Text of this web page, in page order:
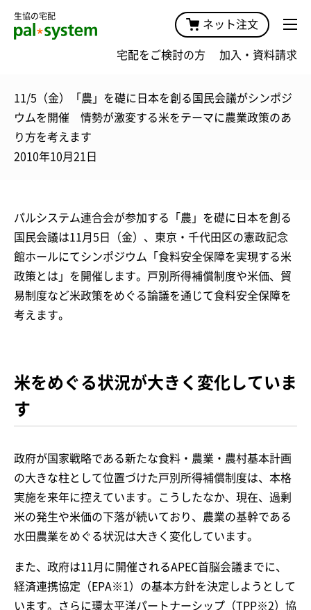
生協の宅配
ネット注文
宅配をご検討の方 加入・資料請求
11/5（金）「農」を礎に日本を創る国民会議がシンポジ
ウムを開催 情勢が激変する米をテーマに農業政策のあ
り方を考えます
2010年10月21日
パルシステム連合会が参加する「農」を礎に日本を創る
国民会議は11月5日（金）、東京・千代田区の憲政記念
館ホールにてシンポジウム「食料安全保障を実現する米
政策とは」を開催します。戸別所得補償制度や米価、貿
易制度など米政策をめぐる論議を通じて食料安全保障を
考えます。
米をめぐる状況が大きく変化していま
す
政府が国家戦略である新たな食料・農業・農村基本計画
の大きな柱として位置づけた戸別所得補償制度は、本格
実施を来年に控えています。こうしたなか、現在、過剰
米の発生や米価の下落が続いており、農業の基幹である
水田農業をめぐる状況は大きく変化しています。
また、政府は11月に開催されるAPEC首脳会議までに、
経済連携協定（EPA※1）の基本方針を決定しようとして
います。さらに環太平洋パートナーシップ（TPP※2）協